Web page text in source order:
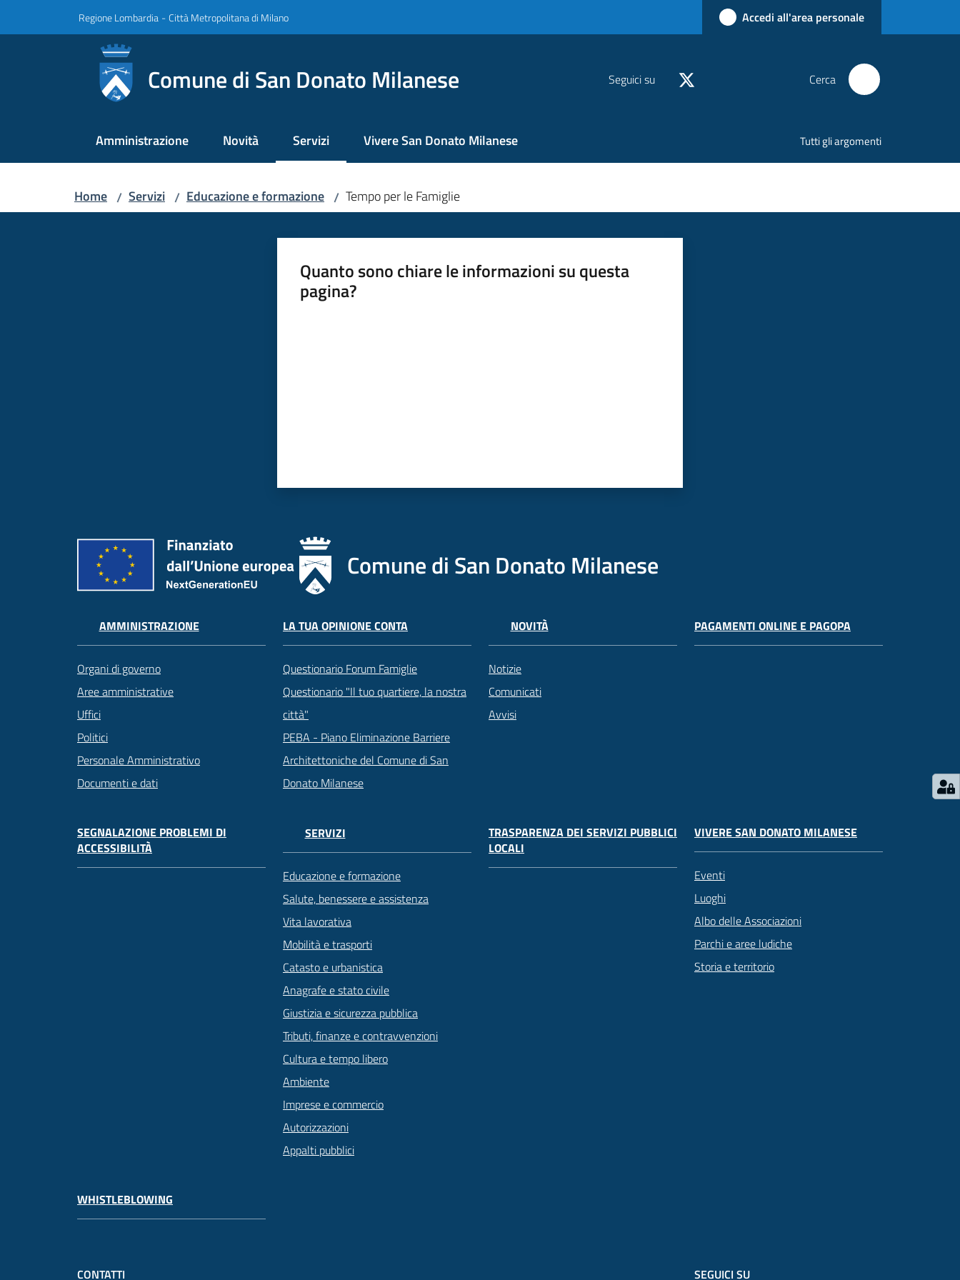
Regione Lombardia -Città Metropolitana di Milano Accedi all'area personale
Comune di San Donato Milanese Seguici su Cerca
Amministrazione Novità Servizi
Menu selezionatoVivere San Donato Milanese Tutti gli argomenti
Home / Servizi / Educazione e formazione / Tempo per le Famiglie
Quanto sono chiare le informazioni su questa
pagina?
Comune di San Donato Milanese
AMMINISTRAZIONE
Organi di governo
Aree amministrative
Uffici
Politici
Personale Amministrativo
Documenti e dati
LA TUA OPINIONE CONTA
Questionario Forum Famiglie
Questionario "Il tuo quartiere, la nostra
città"
PEBA - Piano Eliminazione Barriere
Architettoniche del Comune di San
Donato Milanese
NOVITÀ
Notizie
Comunicati
Avvisi
PAGAMENTI ONLINE E PAGOPA
SEGNALAZIONE PROBLEMI DI
ACCESSIBILITÀ
SERVIZI
Educazione e formazione
Salute, benessere e assistenza
Vita lavorativa
Mobilità e trasporti
Catasto e urbanistica
Anagrafe e stato civile
Giustizia e sicurezza pubblica
Tributi, finanze e contravvenzioni
Cultura e tempo libero
Ambiente
Imprese e commercio
Autorizzazioni
Appalti pubblici
TRASPARENZA DEI SERVIZI PUBBLICI
LOCALI
VIVERE SAN DONATO MILANESE
Eventi
Luoghi
Albo delle Associazioni
Parchi e aree ludiche
Storia e territorio
WHISTLEBLOWING
CONTATTI SEGUICI SU